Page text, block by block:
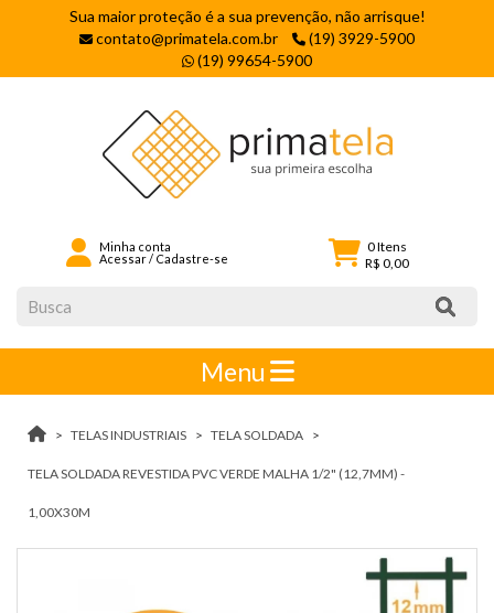
Sua maior proteção é a sua prevenção, não arrisque!
contato@primatela.com.br
(19) 3929-5900
(19) 99654-5900
Minha conta
Acessar/ Cadastre-se
0Itens
R$ 0,00
Menu
TELAS INDUSTRIAIS TELA SOLDADA
TELA SOLDADA REVESTIDA PVC VERDE MALHA 1/2" (12,7MM) -
1,00X30M